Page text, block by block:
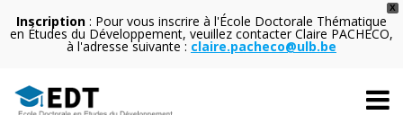
X
Inscription : Pour vous inscrire à l'École Doctorale Thématique
en Études du Développement, veuillez contacter Claire PACHECO,
à l'adresse suivante : claire.pacheco@ulb.be